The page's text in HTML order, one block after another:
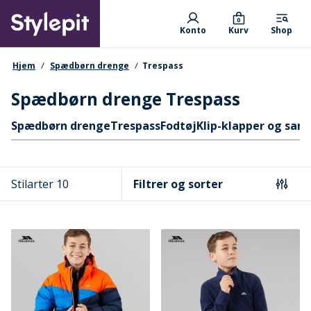
main
content
Primary departments
Konto Kurv
0
Shop
navigationssti
Hjem Spædbørn drenge Trespass
Spædbørn drenge Trespass
Hurtige links
Spædbørn drengeTrespassFodtøjKlip-klapper og
Stilarter 10 Filtrer og sorter